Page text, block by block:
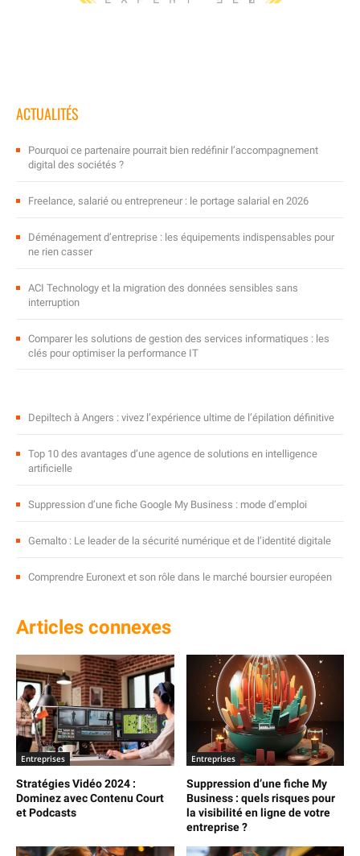
ACTUALITÉS
Pourquoi ce partenaire pourrait bien redéfinir l’accompagnement
digital des sociétés ?
Freelance, salarié ou entrepreneur : le portage salarial en 2026
Déménagement d’entreprise : les équipements indispensables pour
ne rien casser
ACI Technology et la migration des données sensibles sans
interruption
Comparer les solutions de gestion des services informatiques : les
clés pour optimiser la performance IT
Depiltech à Angers : vivez l’expérience ultime de l’épilation définitive
Top 10 des avantages d’une agence de solutions en intelligence
artificielle
Suppression d’une fiche Google My Business : mode d’emploi
Gemalto : Le leader de la sécurité numérique et de l’identité digitale
Comprendre Euronext et son rôle dans le marché boursier européen
Articles connexes
Entreprises
Stratégies Vidéo 2024 :
Dominez avec Contenu Court
et Podcasts
Entreprises
Suppression d’une fiche My
Business : quels risques pour
la visibilité en ligne de votre
entreprise ?